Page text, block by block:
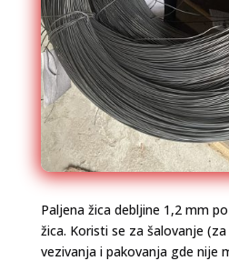
Paljena žica debljine 1,2 mm
žica. Koristi se za šalovanje
vezivanja i pakovanja gde nije